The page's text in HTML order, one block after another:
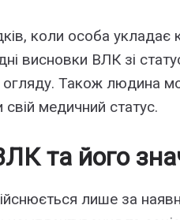
коли особа укладає
висновки ВЛК зі
Також людина
медичний статус.
та його
лише за